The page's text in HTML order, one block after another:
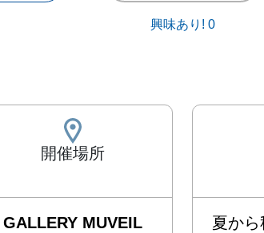
興味あり! 0
開催場所
GALLERY MUVEIL
夏か